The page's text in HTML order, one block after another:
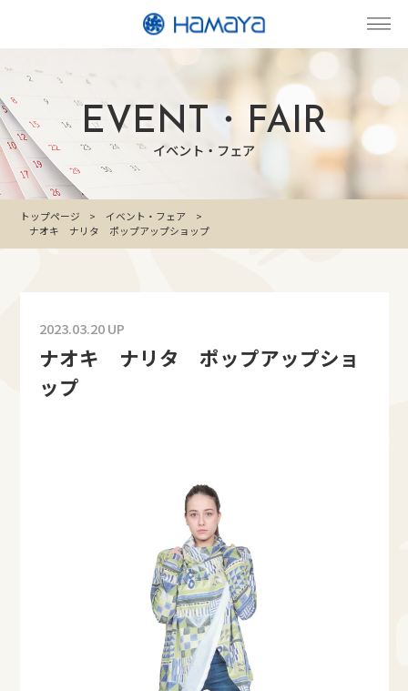
EVENT・FAIR
イベント・フェア
トップページ
イベント・フェア
ナオキ ナリタ ポップアップショップ
2023.03.20 UP
ナオキ ナリタ ポップアップショ
ップ